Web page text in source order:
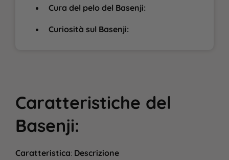
Cura del pelo del Basenji:
Curiosità sul Basenji:
Caratteristiche del
Basenji:
Caratteristica: Descrizione